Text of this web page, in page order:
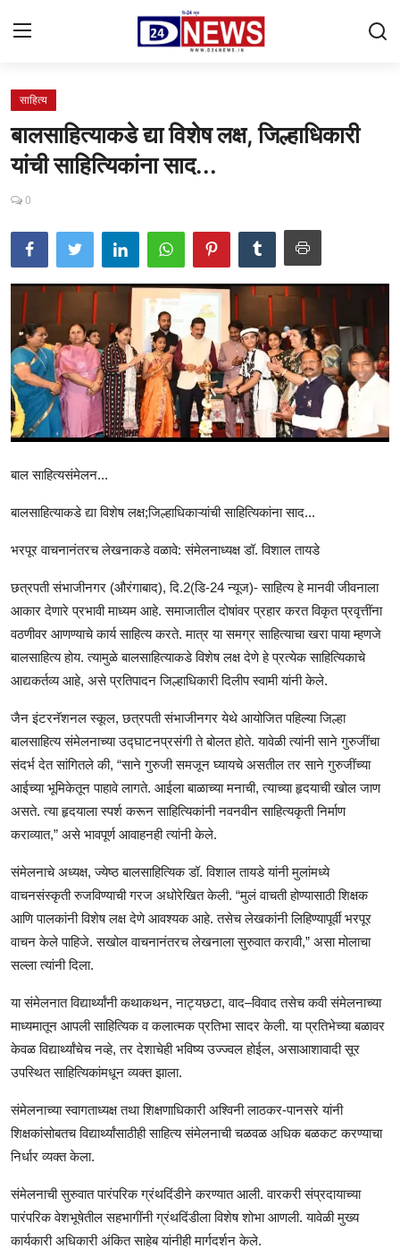
Gallery
Contact
राष्ट्रीय
महाराष्ट्र
शहर
ताजी बातमी
आरोग्य
खेळजगत
राजकीय
क्राईम
साहित्य
मनोरंजन
आर्थिक
सामाजिक
साहित्य
बालसाहित्याकडे द्या विशेष लक्ष, जिल्हाधिकारी
यांची साहित्यिकांना साद...
0
बाल साहित्यसंमेलन...
बालसाहित्याकडे द्या विशेष लक्ष;जिल्हाधिकाऱ्यांची साहित्यिकांना साद...
भरपूर वाचनानंतरच लेखनाकडे वळावे: संमेलनाध्यक्ष डॉ. विशाल तायडे
छत्रपती संभाजीनगर (औरंगाबाद), दि.2(डि-24 न्यूज)- साहित्य हे मानवी जीवनाला
आकार देणारे प्रभावी माध्यम आहे. समाजातील दोषांवर प्रहार करत विकृत प्रवृत्तींना
वठणीवर आणण्याचे कार्य साहित्य करते. मात्र या समग्र साहित्याचा खरा पाया म्हणजे
बालसाहित्य होय. त्यामुळे बालसाहित्याकडे विशेष लक्ष देणे हे प्रत्येक साहित्यिकाचे
आद्यकर्तव्य आहे, असे प्रतिपादन जिल्हाधिकारी दिलीप स्वामी यांनी केले.
जैन इंटरनॅशनल स्कूल, छत्रपती संभाजीनगर येथे आयोजित पहिल्या जिल्हा
बालसाहित्य संमेलनाच्या उद्घाटनप्रसंगी ते बोलत होते. यावेळी त्यांनी साने गुरुजींचा
संदर्भ देत सांगितले की, “साने गुरुजी समजून घ्यायचे असतील तर साने गुरुजींच्या
आईच्या भूमिकेतून पाहावे लागते. आईला बाळाच्या मनाची, त्याच्या हृदयाची खोल जाण
असते. त्या हृदयाला स्पर्श करून साहित्यिकांनी नवनवीन साहित्यकृती निर्माण
कराव्यात,” असे भावपूर्ण आवाहनही त्यांनी केले.
संमेलनाचे अध्यक्ष, ज्येष्ठ बालसाहित्यिक डॉ. विशाल तायडे यांनी मुलांमध्ये
वाचनसंस्कृती रुजविण्याची गरज अधोरेखित केली. “मुलं वाचती होण्यासाठी शिक्षक
आणि पालकांनी विशेष लक्ष देणे आवश्यक आहे. तसेच लेखकांनी लिहिण्यापूर्वी भरपूर
वाचन केले पाहिजे. सखोल वाचनानंतरच लेखनाला सुरुवात करावी,” असा मोलाचा
सल्ला त्यांनी दिला.
या संमेलनात विद्यार्थ्यांनी कथाकथन, नाट्यछटा, वाद–विवाद तसेच कवी संमेलनाच्या
माध्यमातून आपली साहित्यिक व कलात्मक प्रतिभा सादर केली. या प्रतिभेच्या बळावर
केवळ विद्यार्थ्यांचेच नव्हे, तर देशाचेही भविष्य उज्ज्वल होईल, असाआशावादी सूर
उपस्थित साहित्यिकांमधून व्यक्त झाला.
संमेलनाच्या स्वागताध्यक्ष तथा शिक्षणाधिकारी अश्विनी लाठकर-पानसरे यांनी
शिक्षकांसोबतच विद्यार्थ्यांसाठीही साहित्य संमेलनाची चळवळ अधिक बळकट करण्याचा
निर्धार व्यक्त केला.
संमेलनाची सुरुवात पारंपरिक ग्रंथदिंडीने करण्यात आली. वारकरी संप्रदायाच्या
पारंपरिक वेशभूषेतील सहभागींनी ग्रंथदिंडीला विशेष शोभा आणली. यावेळी मुख्य
कार्यकारी अधिकारी अंकित साहेब यांनीही मार्गदर्शन केले.